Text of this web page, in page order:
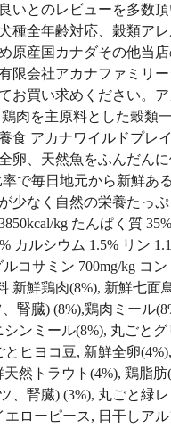
いとのレビューを多数
種全年齢対応、穀類ア
原産国カナダその他当
限会社アカナファミリ
お買い求めください。
肉を主原料とした穀類
食 アカナワイルドプレ
卵、天然魚をふんだんに
で毎日地元から新鮮あ
少なく自然の栄養たっ
kg たんぱく質
カルシウム 1.5% リン
ルコサミン 700mg/kg コ
新鮮鶏肉(8%), 新鮮七面
腎臓) (8%),鶏肉ミール
シンミール(8%), 丸ごと
ヒヨコ豆, 新鮮全卵
天然トラウト(4%), 鶏脂
、腎臓) (3%), 丸ごと緑
エローピース, 日干しア